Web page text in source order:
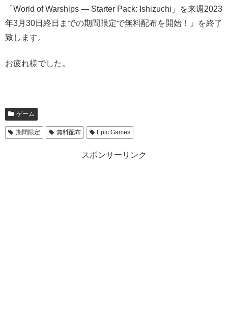
「World of Warships — Starter Pack: Ishizuchi」を来週2023
年3月30日終日までの期間限定で無料配布を開始！』を終了
致します。
お疲れ様でした。
ゲーム
期間限定 無料配布 Epic Games
スポンサーリンク